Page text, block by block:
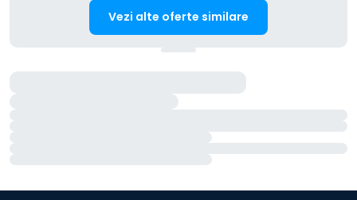
Vezi alte oferte similare